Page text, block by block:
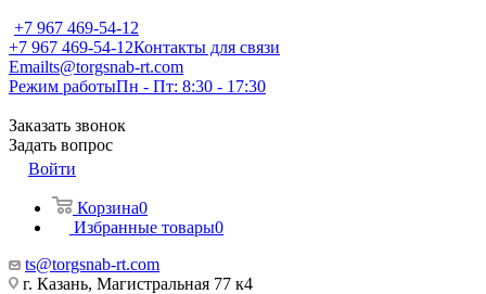
+7 967 469-54-12
+7 967 469-54-12Контакты для связи
Emailts@torgsnab-rt.com
Режим работыПн - Пт: 8:30 - 17:30
Заказать звонок
Задать вопрос
Войти
Корзина0
Избранные товары0
ts@torgsnab-rt.com
г. Казань, Магистральная 77 к4